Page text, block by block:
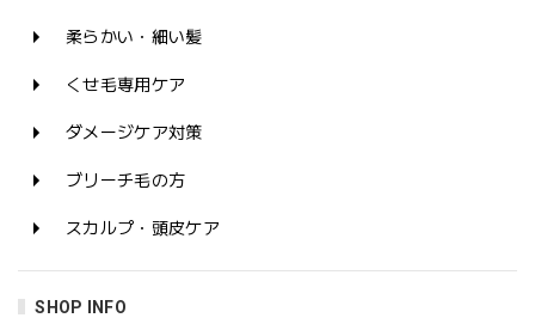
柔らかい・細い髪
くせ毛専用ケア
ダメージケア対策
ブリーチ毛の方
スカルプ・頭皮ケア
SHOP INFO